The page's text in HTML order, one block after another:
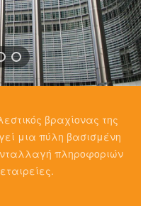
βραχίονας της
μια πύλη βασισμένη
πληροφοριών